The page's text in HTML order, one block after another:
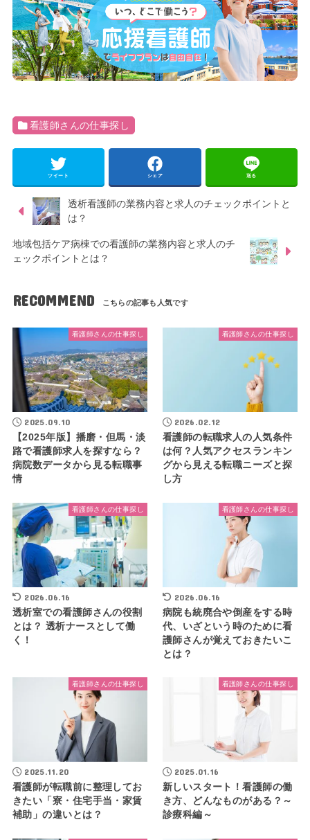
看護師さんの仕事探し
ツイート シェア 送る
透析看護師の業務内容と求人のチェックポイントと
は？
地域包括ケア病棟での看護師の業務内容と求人のチ
ェックポイントとは？
RECOMMEND
看護師さんの仕事探し
2025.09.10
【2025年版】播磨・但馬・淡
路で看護師求人を探すなら？
病院数データから見る転職事
情
看護師さんの仕事探し
2026.02.12
看護師の転職求人の人気条件
は何？人気アクセスランキン
グから見える転職ニーズと探
し方
看護師さんの仕事探し
2026.06.16
透析室での看護師さんの役割
とは？ 透析ナースとして働
く！
看護師さんの仕事探し
2026.06.16
病院も統廃合や倒産をする時
代、いざという時のために看
護師さんが覚えておきたいこ
とは？
看護師さんの仕事探し
2025.11.20
看護師が転職前に整理してお
きたい「寮・住宅手当・家賃
補助」の違いとは？
看護師さんの仕事探し
2025.01.16
新しいスタート！看護師の働
き方、どんなものがある？～
診療科編～